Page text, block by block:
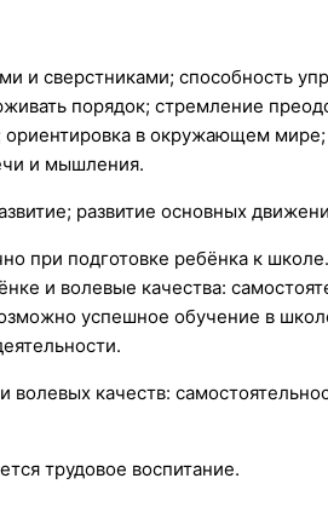
и сверстниками; способность
порядок; стремление
в окружающем мире;
и мышления.
развитие основных
при подготовке ребёнка к
и волевые качества:
успешное обучение в
качеств:
трудовое воспитание.